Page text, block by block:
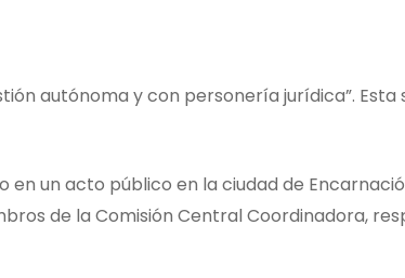
autónoma y con personería jurídica”. Esta
en un acto público en la ciudad de
de la Comisión Central Coordinadora,